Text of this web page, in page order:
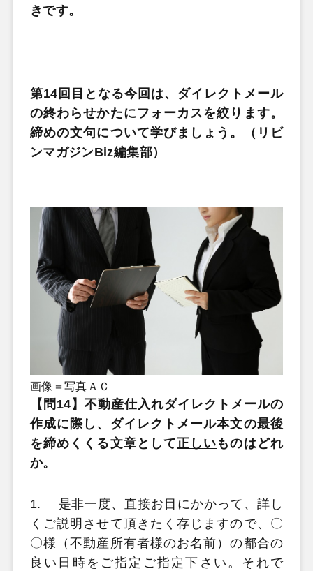
きです。
第14回目となる今回は、ダイレクトメール
の終わらせかたにフォーカスを絞ります。
締めの文句について学びましょう。（リビ
ンマガジンBiz編集部）
画像＝写真ＡＣ
【問14】不動産仕入れダイレクトメールの
作成に際し、ダイレクトメール本文の最後
を締めくくる文章として正しい ものはどれ
か。
1.
是非一度、直接お目にかかって、詳し
くご説明させて頂きたく存じますので、〇
〇様（不動産所有者様のお名前）の都合の
良い日時をご指定ご指定下さい。それで